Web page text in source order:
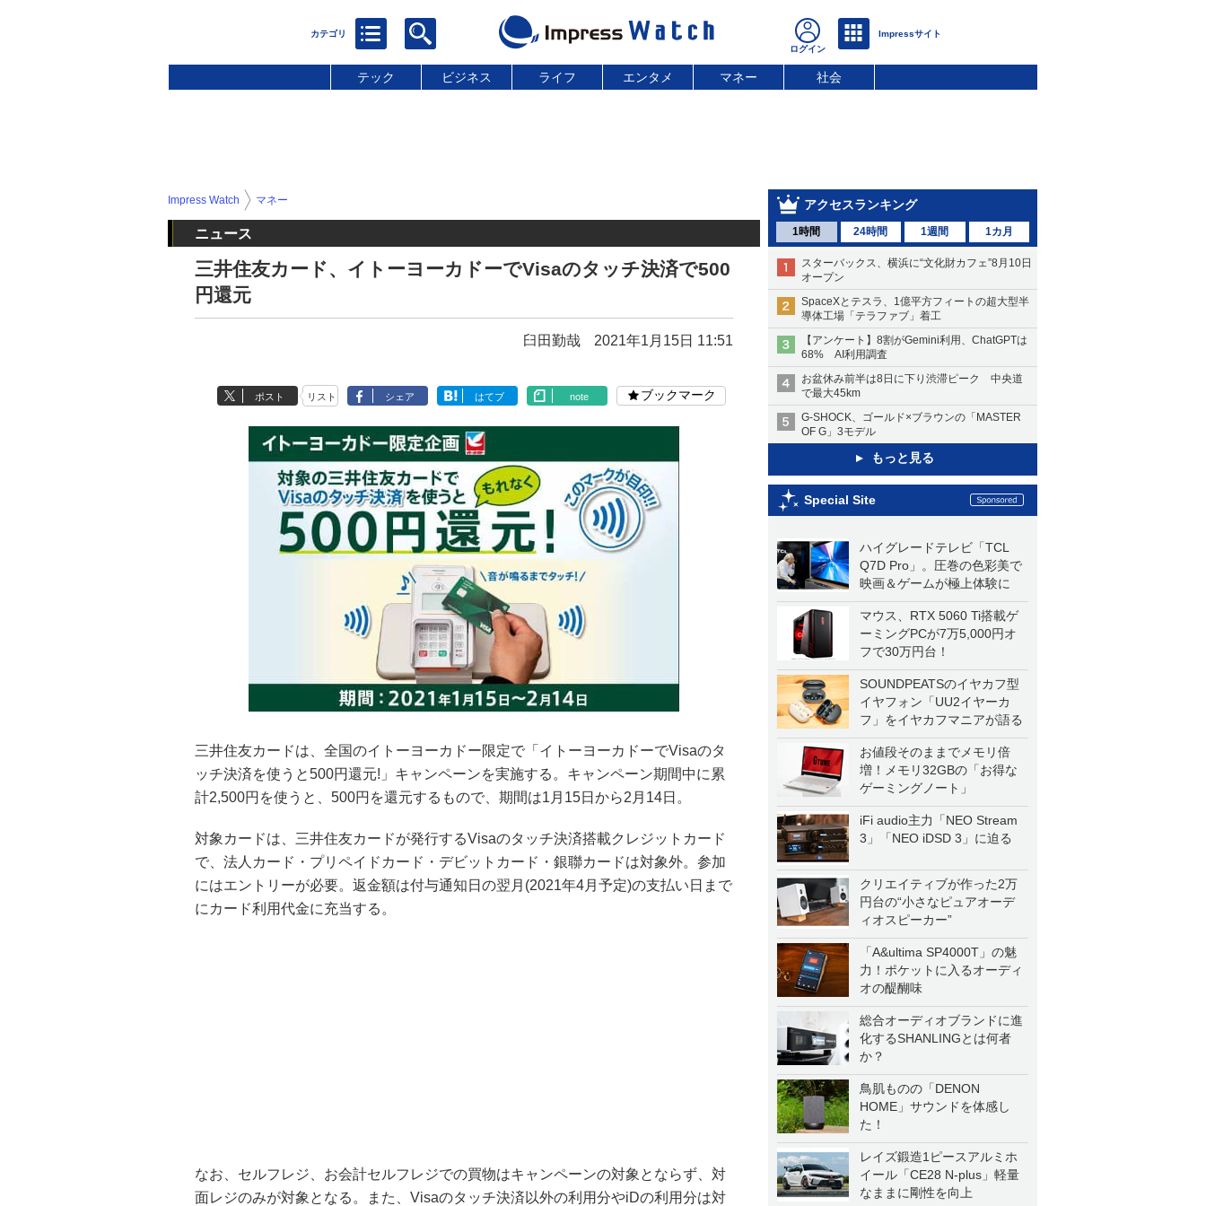
テック ビジネス ライフ エンタメ マネー 社会
アクセスランキング
1時間 24時間 1週間 1カ月
スターバックス、横浜に“文化財カフェ”8月10日
オープン
SpaceXとテスラ、1億平方フィートの超大型半
導体工場「テラファブ」着工
【アンケート】8割がGemini利用、ChatGPTは
68% AI利用調査
お盆休み前半は8日に下り渋滞ピーク 中央道
で最大45km
G-SHOCK、ゴールド×ブラウンの「MASTER
OF G」3モデル
もっと見る
Special Site
ハイグレードテレビ「TCL
Q7D Pro」。圧巻の色彩美で
映画＆ゲームが極上体験に
マウス、RTX 5060 Ti搭載ゲ
ーミングPCが7万5,000円オ
フで30万円台！
SOUNDPEATSのイヤカフ型
イヤフォン「UU2イヤーカ
フ」をイヤカフマニアが語る
お値段そのままでメモリ倍
増！メモリ32GBの「お得な
ゲーミングノート」
iFi audio主力「NEO Stream
3」「NEO iDSD 3」に迫る
クリエイティブが作った2万
円台の“小さなピュアオーデ
ィオスピーカー”
「A&ultima SP4000T」の魅
力！ポケットに入るオーディ
オの醍醐味
総合オーディオブランドに進
化するSHANLINGとは何者
か？
鳥肌ものの「DENON
HOME」サウンドを体感し
た！
レイズ鍛造1ピースアルミホ
イール「CE28 N-plus」軽量
なままに剛性を向上
Impress Watch マネー
ニュース
三井住友カード、イトーヨーカドーでVisaのタッチ決済で500
円還元
臼田勤哉 2021年1月15日 11:51
ポスト リスト シェア はてブ note ブックマーク
三井住友カードは、全国のイトーヨーカドー限定で「イトーヨーカドーでVisaのタ
ッチ決済を使うと500円還元!」キャンペーンを実施する。キャンペーン期間中に累
計2,500円を使うと、500円を還元するもので、期間は1月15日から2月14日。
対象カードは、三井住友カードが発行するVisaのタッチ決済搭載クレジットカード
で、法人カード・プリペイドカード・デビットカード・銀聯カードは対象外。参加
にはエントリーが必要。返金額は付与通知日の翌月(2021年4月予定)の支払い日まで
にカード利用代金に充当する。
なお、セルフレジ、お会計セルフレジでの買物はキャンペーンの対象とならず、対
面レジのみが対象となる。また、Visaのタッチ決済以外の利用分やiDの利用分は対